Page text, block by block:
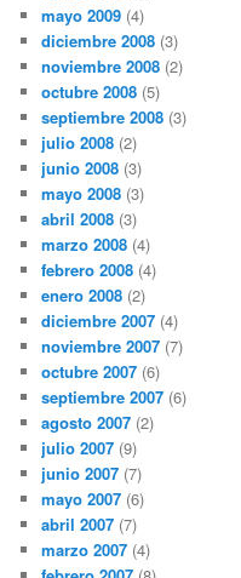
mayo 2009 (4)
diciembre 2008 (3)
noviembre 2008 (2)
octubre 2008 (5)
septiembre 2008 (3)
julio 2008 (2)
junio 2008 (3)
mayo 2008 (3)
abril 2008 (3)
marzo 2008 (4)
febrero 2008 (4)
enero 2008 (2)
diciembre 2007 (4)
noviembre 2007 (7)
octubre 2007 (6)
septiembre 2007 (6)
agosto 2007 (2)
julio 2007 (9)
junio 2007 (7)
mayo 2007 (6)
abril 2007 (7)
marzo 2007 (4)